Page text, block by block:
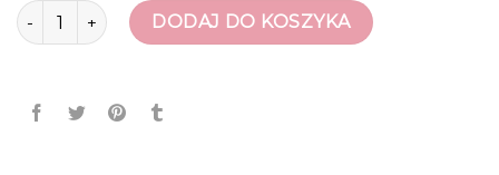
ilość glany DODAJ DO KOSZYKA